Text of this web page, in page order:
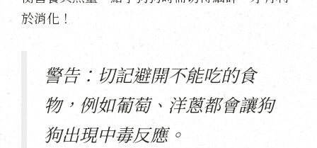
於消化！
警告：切記避開不能吃的食
物，例如葡萄、洋蔥都會讓狗
狗出現中毒反應。